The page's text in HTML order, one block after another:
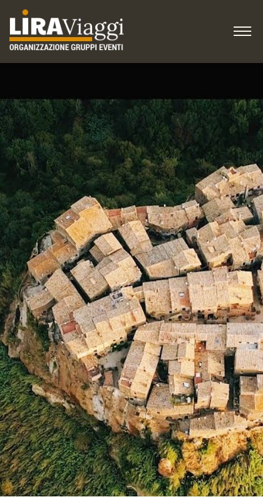
IDEE per viaggiare
COME ISCRIVERSI
Domande
Gruppi, Associazioni
Blog